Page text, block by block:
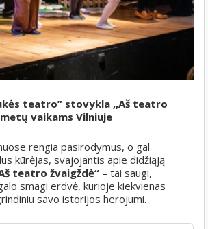
teatro” stovykla ,,Aš teatro
vaikams Vilniuje
rengia pasirodymus, o gal
kūrėjas, svajojantis apie didžiąją
teatro žvaigždė“ – tai saugi,
smagi erdvė, kurioje kiekvienas
savo istorijos herojumi.